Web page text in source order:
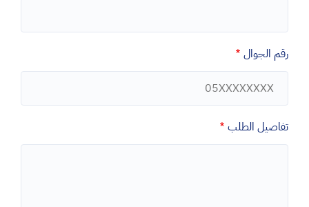
رقم الجوال
تفاصيل الطلب